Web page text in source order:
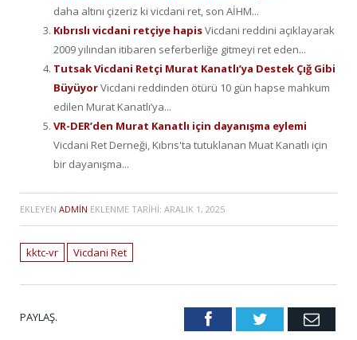
daha altını çizeriz ki vicdani ret, son AİHM...
Kıbrıslı vicdani retçiye hapisVicdani reddini açıklayarak
2009 yılından itibaren seferberliğe gitmeyi ret eden...
Tutsak Vicdani Retçi Murat Kanatlı’ya Destek Çığ Gibi
BüyüyorVicdani reddinden ötürü 10 gün hapse mahkum
edilen Murat Kanatlı’ya...
VR-DER’den Murat Kanatlı için dayanışma eylemi
Vicdani Ret Derneği, Kıbrıs'ta tutuklanan Muat Kanatlı için
bir dayanışma...
EKLEYEN ADMIN EKLENME TARIHI: ARALIK 1, 2025
kktc-vr Vicdani Ret
PAYLAŞ. FacebookTwitter Email